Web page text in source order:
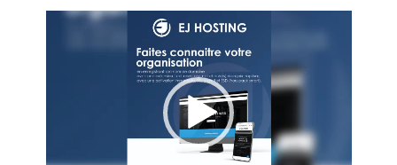
Lecteur
vidéo